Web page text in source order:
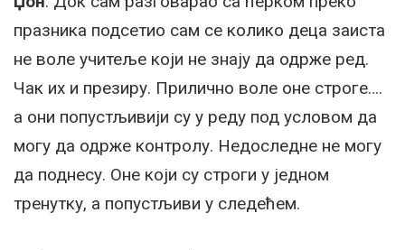
празника подсетио сам се колико деца заиста
не воле учитеље који не знају да одрже ред.
Чак их и презиру. Прилично воле оне строге….
а они попустљивији су у реду под условом да
могу да одрже контролу. Недоследне не могу
да поднесу. Оне који су строги у једном
тренутку, а попустљиви у следећем.